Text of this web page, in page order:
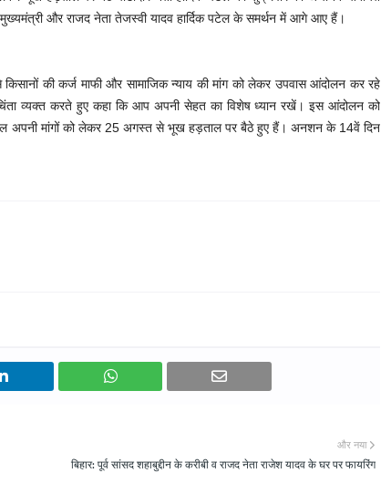
और राजद नेता तेजस्वी यादव हार्दिक पटेल के समर्थन में आगे आए हैं।
की कर्ज माफी और सामाजिक न्याय की मांग को लेकर उपवास आंदोलन कर रहे
चिंता व्यक्त करते हुए कहा कि आप अपनी सेहत का विशेष ध्यान रखें। इस आंदोलन को
अपनी मांगों को लेकर 25 अगस्त से भूख हड़ताल पर बैठे हुए हैं। अनशन के 14वें दिन
और नया
बिहार: पूर्व सांसद शहाबुद्दीन के करीबी व राजद नेता राजेश यादव के घर पर फायरिंग